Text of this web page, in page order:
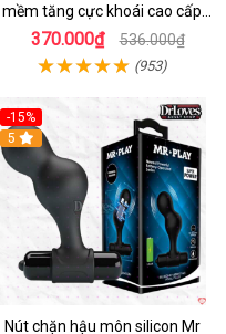
mềm tăng cực khoái cao cấp
chính hãng
370.000₫ 536.000₫
(953)
-15%
Hot
5
Nút chặn hậu môn silicon Mr